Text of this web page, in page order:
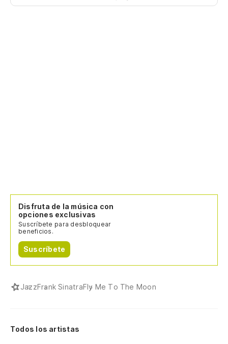
Disfruta de la música con
opciones exclusivas
Suscríbete para desbloquear
beneficios.
Suscríbete
JazzFrank SinatraFly Me To The Moon
Todos los artistas